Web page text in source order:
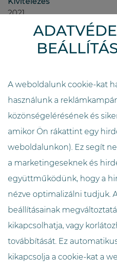
2021
Rendszer
GO.compact
Üzemeltető
Kapacitás
11.500
Hosszúság (méter)
Szélesség (méter)
2,20
Magasság (méter)
3,25
A weboldalunk cookie-kat
használunk a
közönségelérésének és
amikor Ön rákattint egy
weboldalunkon). Ez segít
a marketingeseknek és
együttműködünk, hogy a
nézve optimalizálni tudjuk.
beállításainak
kikapcsolhatja, vagy
továbbítását. Ez
kikapcsolja a cookie-kat a